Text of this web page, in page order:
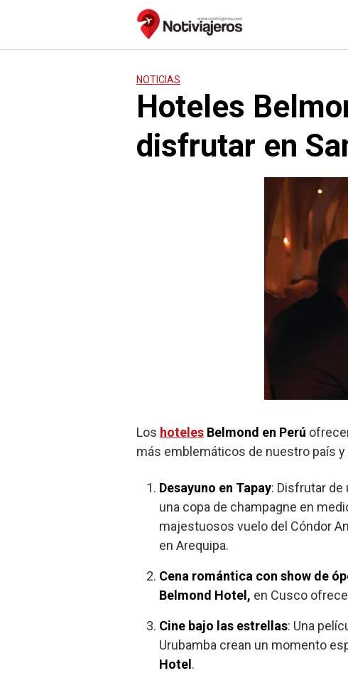
NOTICIAS
Hoteles
disfrutar en
Los hoteles Belmond en Perú
más emblemáticos de nuestro país
Desayuno en Tapay: Disfrutar
una copa de champagne en
majestuosos vuelo del Cóndor
en Arequipa.
Cena romántica con show de
Belmond Hotel, en Cusco
Cine bajo las estrellas: Una
Urubamba crean un momento
Hotel.